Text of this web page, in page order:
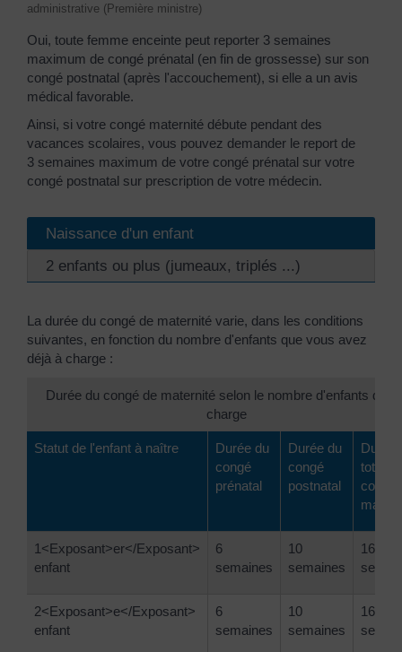
administrative (Première ministre)
Oui, toute femme enceinte peut reporter 3 semaines
maximum de congé prénatal (en fin de grossesse) sur son
congé postnatal (après l'accouchement), si elle a un avis
médical favorable.
Ainsi, si votre congé maternité débute pendant des
vacances scolaires, vous pouvez demander le report de
3 semaines maximum de votre congé prénatal sur votre
congé postnatal sur prescription de votre médecin.
Naissance d'un enfant
2 enfants ou plus (jumeaux, triplés ...)
La durée du congé de maternité varie, dans les conditions
suivantes, en fonction du nombre d'enfants que vous avez
déjà à charge :
Durée du congé de maternité selon le nombre d'enfants déjà
charge
Statut de l'enfant à naître
Durée du
congé
prénatal
Durée du
congé
postnatal
Durée
totale
congé
1<Exposant>er</Exposant>
enfant
6
semaines
10
semaines
16
2<Exposant>e</Exposant>
enfant
6
semaines
10
semaines
16